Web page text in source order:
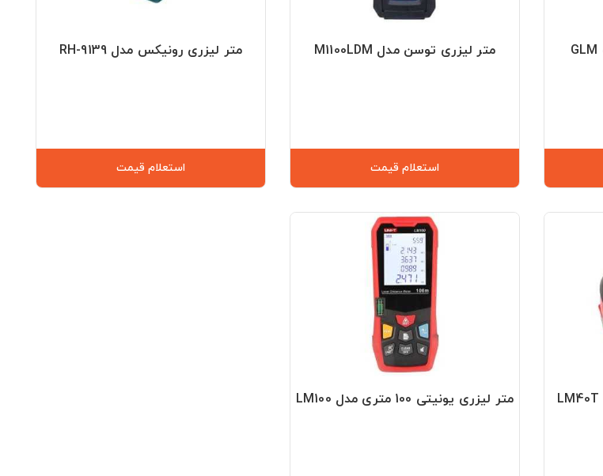
متر لیزری توسن مدل M1100LDM
استعلام قیمت
متر لیزری رونیکس مدل RH-9139
استعلام قیمت
متر لیزری یونیتی 100 متری مدل LM100